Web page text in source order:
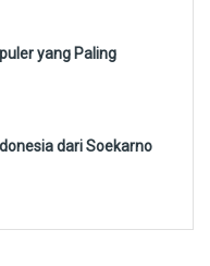
yang Paling
dari Soekarno